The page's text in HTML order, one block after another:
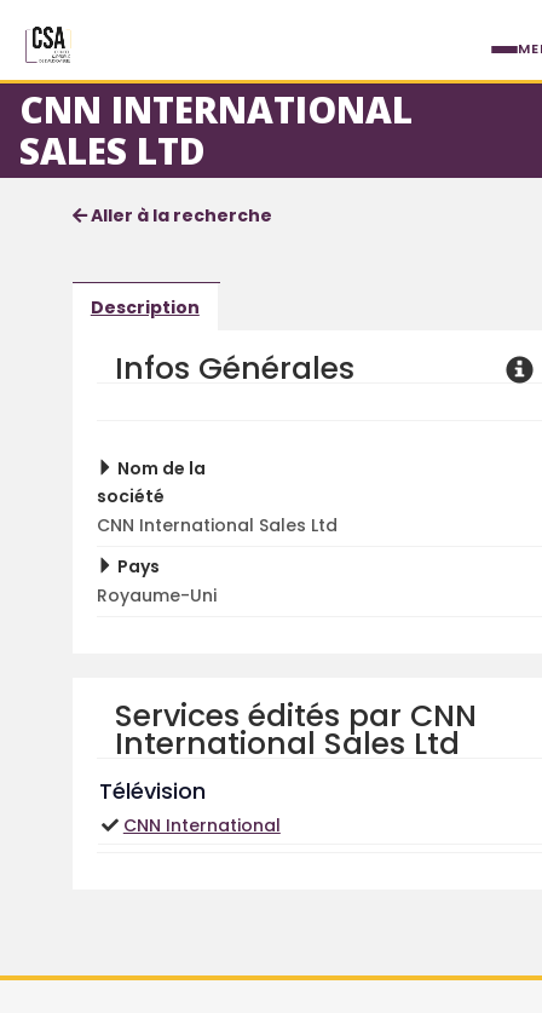
CNN INTERNATIONAL
SALES LTD
Fiche société
Informations détaillées
Aller à la recherche
Description
Infos Générales
Nom de la
société
CNN International Sales Ltd
Pays
Royaume-Uni
Services édités par CNN
International Sales Ltd
Télévision
CNN International